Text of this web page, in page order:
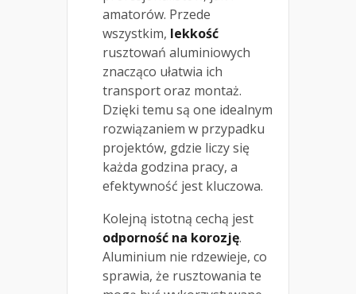
amatorów. Przede
wszystkim, lekkość
rusztowań aluminiowych
znacząco ułatwia ich
transport oraz montaż.
Dzięki temu są one idealnym
rozwiązaniem w przypadku
projektów, gdzie liczy się
każda godzina pracy, a
efektywność jest kluczowa.
Kolejną istotną cechą jest
odporność na korozję.
Aluminium nie rdzewieje, co
sprawia, że rusztowania te